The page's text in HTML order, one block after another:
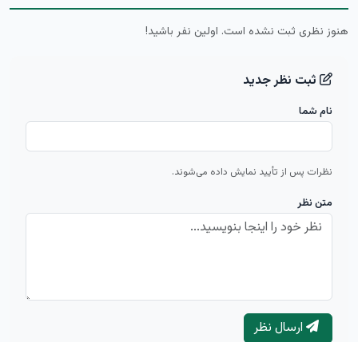
هنوز نظری ثبت نشده است. اولین نفر باشید!
ثبت نظر جدید
نام شما
نظرات پس از تأیید نمایش داده می‌شوند.
متن نظر
ارسال نظر